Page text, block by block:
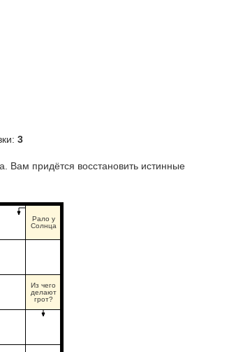
3
Вам придётся восстановить истинные
Рало у
Солнца
Из чего
делают
грот?